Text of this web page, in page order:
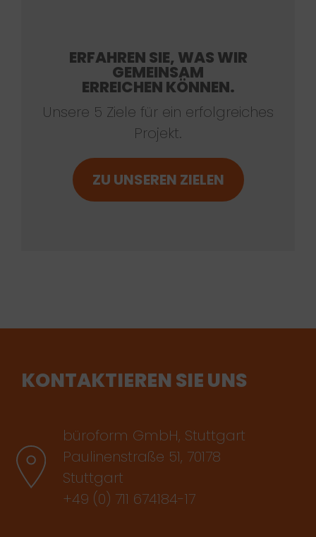
ERFAHREN SIE, WAS WIR
GEMEINSAM
ERREICHEN KÖNNEN.
Unsere 5 Ziele für ein erfolgreiches
Projekt.
ZU UNSEREN ZIELEN
KONTAKTIEREN SIE UNS
büroform GmbH, Stuttgart
Paulinenstraße 51, 70178
Stuttgart
+49 (0) 711 674184-17